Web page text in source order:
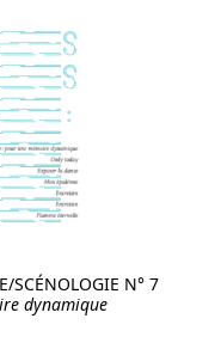
SCÉNOLOGIE N° 7
dynamique